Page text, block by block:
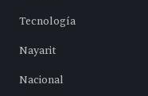
Tecnología
Nayarit
Nacional